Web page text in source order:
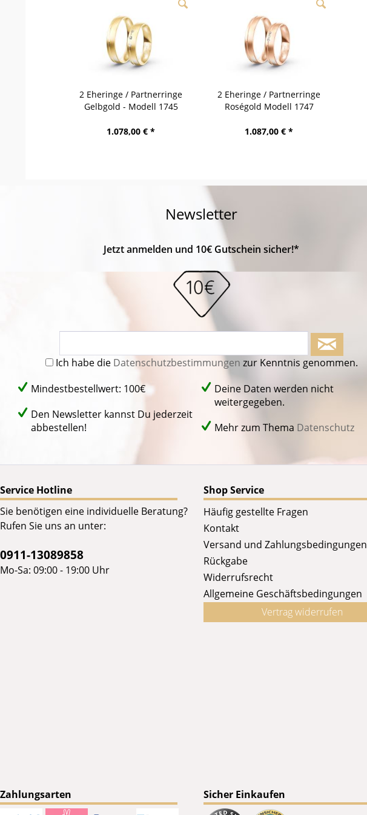
2 Eheringe / Partnerringe
Gelbgold - Modell 1745
1.078,00 € *
2 Eheringe / Partnerringe
Roségold Modell 1747
1.087,00 € *
Newsletter
Jetzt anmelden und 10€ Gutschein sicher!*
Ich habe die Datenschutzbestimmungen zur Kenntnis genommen.
Mindestbestellwert: 100€
Den Newsletter kannst Du jederzeit
abbestellen!
Deine Daten werden nicht
weitergegeben.
Mehr zum Thema Datenschutz
Service Hotline
Sie benötigen eine individuelle Beratung?
Rufen Sie uns an unter:
0911-13089858
Mo-Sa: 09:00 - 19:00 Uhr
Shop Service
Häufig gestellte Fragen
Kontakt
Versand und Zahlungsbedingungen
Rückgabe
Widerrufsrecht
Allgemeine Geschäftsbedingungen
Vertrag widerrufen
Zahlungsarten Sicher Einkaufen